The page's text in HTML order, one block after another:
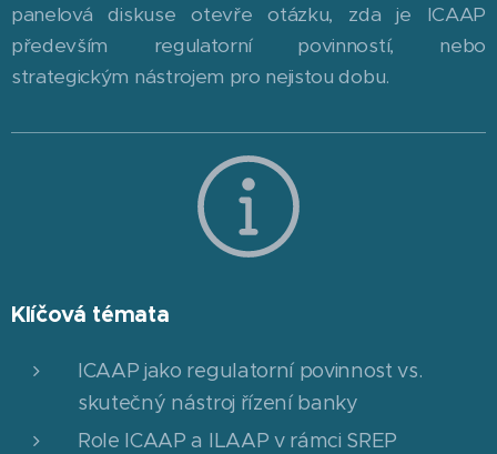
panelová diskuse otevře otázku, zda je ICAAP
především regulatorní povinností, nebo
strategickým nástrojem pro nejistou dobu.
Klíčová témata
ICAAP jako regulatorní povinnost vs.
skutečný nástroj řízení banky
Role ICAAP a ILAAP v rámci SREP